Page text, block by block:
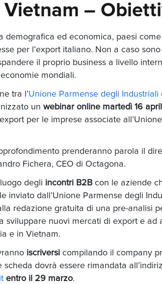
Vietnam –
demografica ed economica, paesi come
per l’export italiano. Non a caso
il proprio business a livello
mondiali.
tra l’Unione Parmense degli Industriali
un webinar online martedì 16
per le imprese associate
prenderanno parola il
Fichera, CEO di Octagona.
degli incontri B2B con le aziende
inviato dall’Unione Parmense degli
redazione gratuita di una pre-analisi
sviluppare nuovi mercati di export e ad
e in Vietnam.
iscriversi compilando il company
scheda dovrà essere rimandata
entro il 29 marzo.